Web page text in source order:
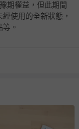
期權益，但此期間
使用的全新狀態，
。
責處理，若非瑕疵
相關退貨問題，請